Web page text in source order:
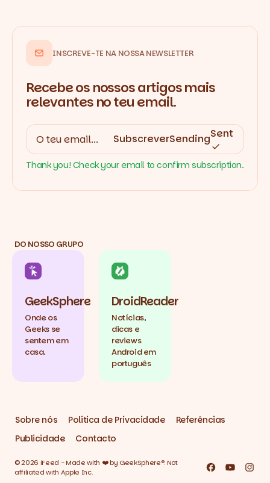
INSCREVE-TE NA NOSSA NEWSLETTER
Recebe os nossos artigos mais
relevantes no teu email.
SubscreverSendingSent
Thank you! Check your email to confirm subscription.
DO NOSSO GRUPO
GeekSphere
Onde os
Geeks se
sentem em
casa.
DroidReader
Notícias,
dicas e
reviews
Android em
português
Sobre nós Politica de Privacidade
Referências
Publicidade
Contacto
© 2026 iFeed - Made with ❤️ by GeekSphere®. Not
affiliated with Apple Inc.
Facebook
YouTube